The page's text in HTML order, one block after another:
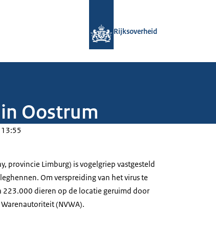
Rijksoverheid
Oostrum
provincie Limburg) is vogelgriep vastgesteld
Om verspreiding van het virus te
223.000 dieren op de locatie geruimd door
(NVWA).